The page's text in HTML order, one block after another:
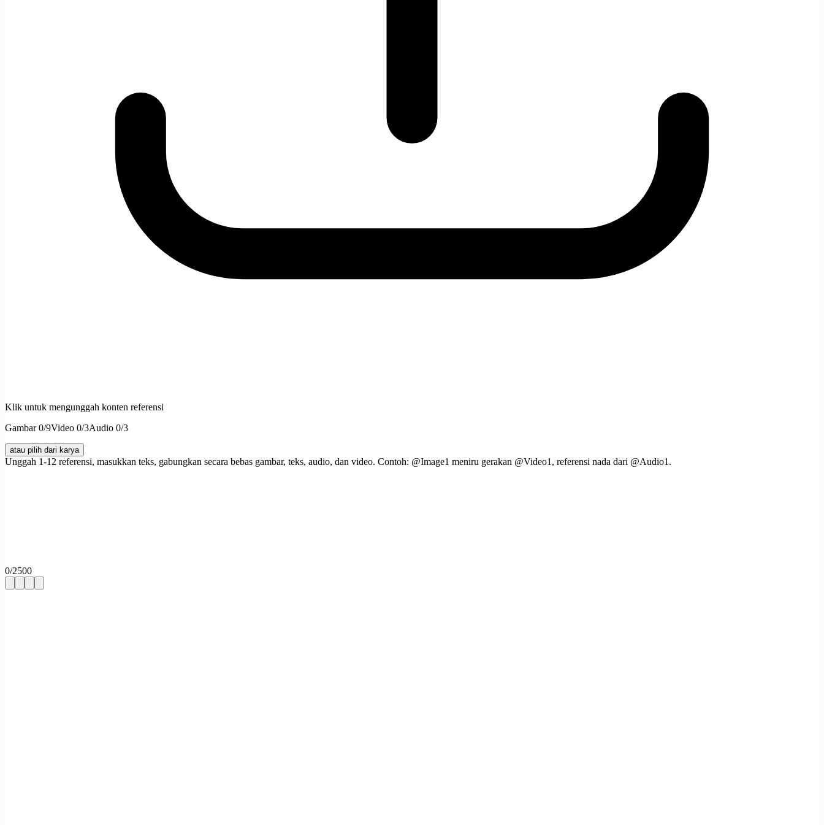
Klik untuk mengunggah konten referensi
Gambar 0/9Video 0/3Audio 0/3
atau pilih dari karya
Unggah 1-12 referensi, masukkan teks, gabungkan secara bebas gambar, teks, audio, dan video. Contoh: @Image1 meniru gerakan @Video1, referensi nada dari @Audio1.
0/2500